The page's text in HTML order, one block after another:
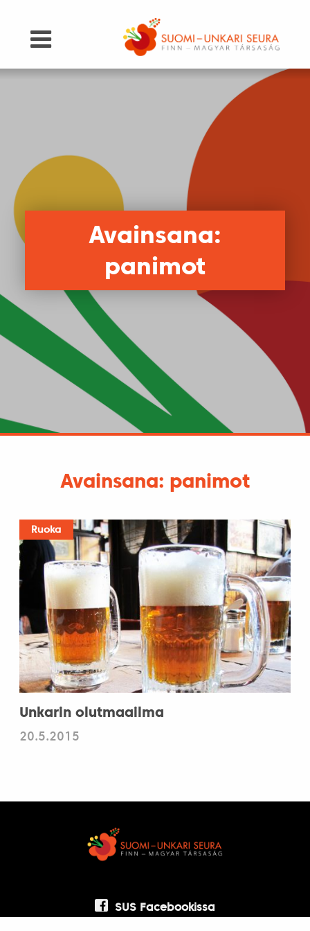
Avainsana:
panimot
Avainsana: panimot
Ruoka
Unkarin olutmaailma
20.5.2015
SUS Facebookissa